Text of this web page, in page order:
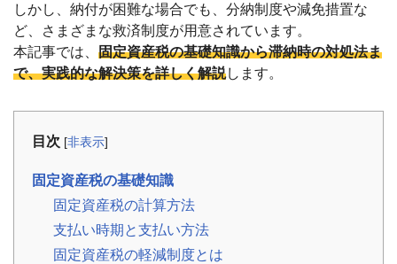
府
県
の
買
取
事
お
立
ち
コ
ラ
ム
相
しかし、納付が困難な場合でも、分納制度や減免措置な
ど、さまざまな救済制度が用意されています。
本記事では、 固定資産税の基礎知識から滞納時の対処法ま
で、実践的な解決策を詳しく解説します。
目次 [非表示]
固定資産税の基礎知識
固定資産税の計算方法
支払い時期と支払い方法
固定資産税の軽減制度とは